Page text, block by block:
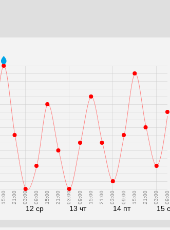
15:00 21:00
12 ср
03:00 09:00 15:00 21:00
13 чт
03:00 09:00 15:00 21:00
14 пт
03:00 09:00 15:00 21:00
15
03:00 09:00